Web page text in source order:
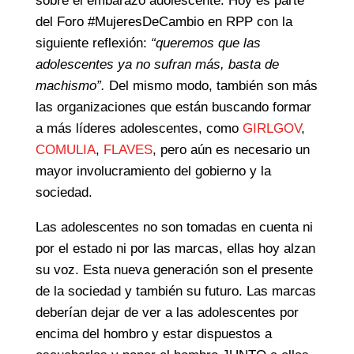
del Foro #MujeresDeCambio en RPP con la
siguiente reflexión: “queremos que las
adolescentes ya no sufran más, basta de
machismo”. Del mismo modo, también son más
las organizaciones que están buscando formar
a más líderes adolescentes, como GIRLGOV,
COMULIA, FLAVES, pero aún es necesario un
mayor involucramiento del gobierno y la
sociedad.
Las adolescentes no son tomadas en cuenta ni
por el estado ni por las marcas, ellas hoy alzan
su voz. Esta nueva generación son el presente
de la sociedad y también su futuro. Las marcas
deberían dejar de ver a las adolescentes por
encima del hombro y estar dispuestos a